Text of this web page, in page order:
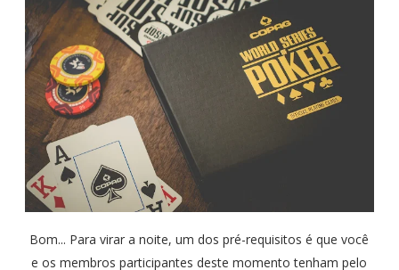
Bom... Para virar a noite, um dos pré-requisitos é que você
e os membros participantes deste momento tenham pelo